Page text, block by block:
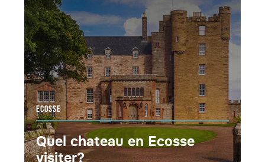
ECOSSE
Quel chateau en Ecosse
visiter?